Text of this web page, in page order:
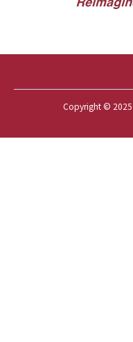
59 CADILLAC COUPE
59 CHEVY APACHE *
Copyright © 2025